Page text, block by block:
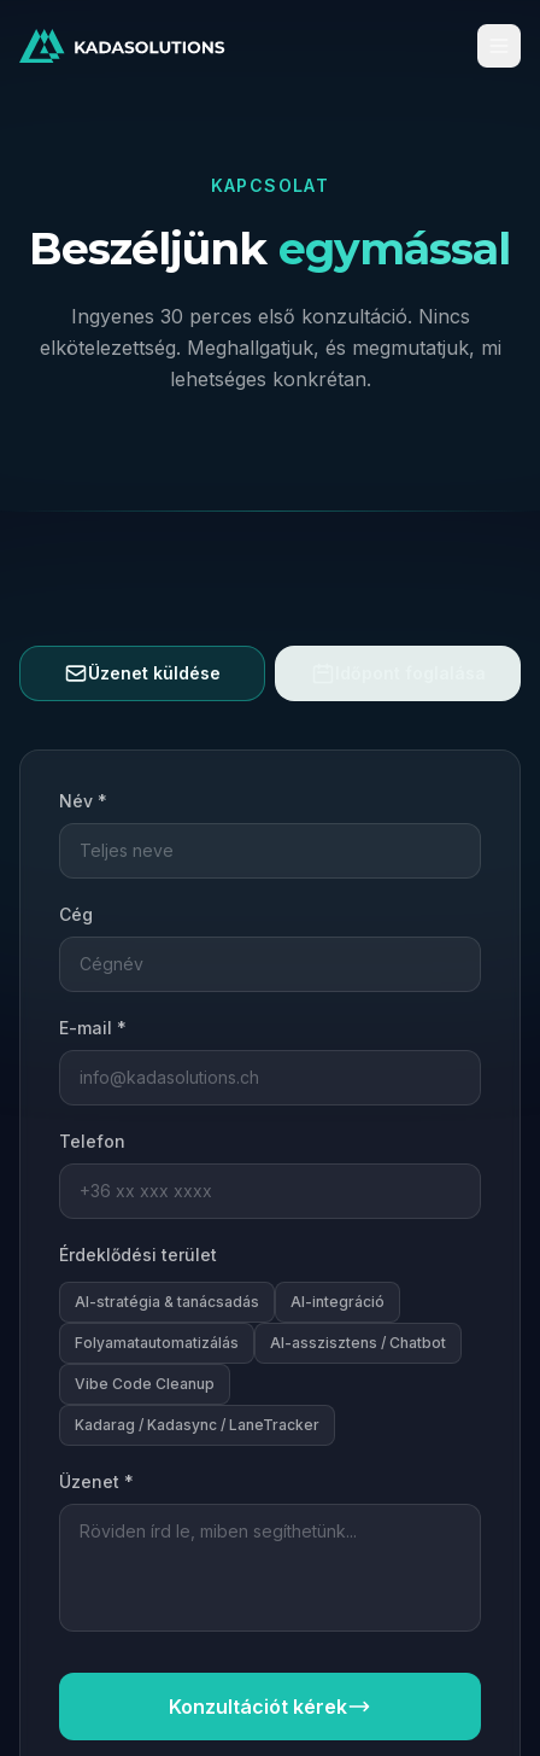
KAPCSOLAT
Beszéljünk egymással
Ingyenes 30 perces első konzultáció. Nincs
elkötelezettség. Meghallgatjuk, és megmutatjuk, mi
lehetséges konkrétan.
Üzenet küldése
Név *
Cég
E-mail *
Telefon
Érdeklődési terület
AI-stratégia & tanácsadás AI-integráció
Folyamatautomatizálás AI-asszisztens / Chatbot
Vibe Code Cleanup
Kadarag / Kadasync / LaneTracker
Üzenet *
Konzultációt kérek